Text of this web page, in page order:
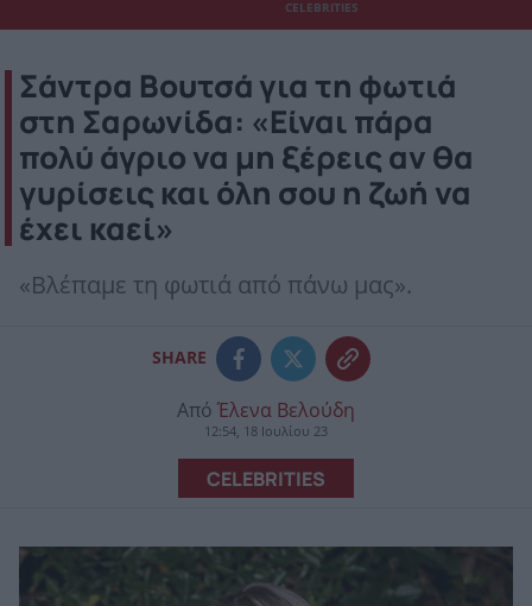
CELEBRITIES
Σάντρα Βουτσά για τη φωτιά
στη Σαρωνίδα: «Είναι πάρα
πολύ άγριο να μη ξέρεις αν θα
γυρίσεις και όλη σου η ζωή να
έχει καεί»
«Βλέπαμε τη φωτιά από πάνω μας».
SHARE
Από Έλενα Βελούδη
12:54, 18 Ιουλίου 23
CELEBRITIES